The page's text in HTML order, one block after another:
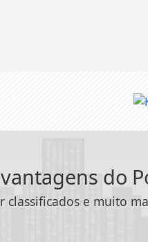
do
classificados e muito